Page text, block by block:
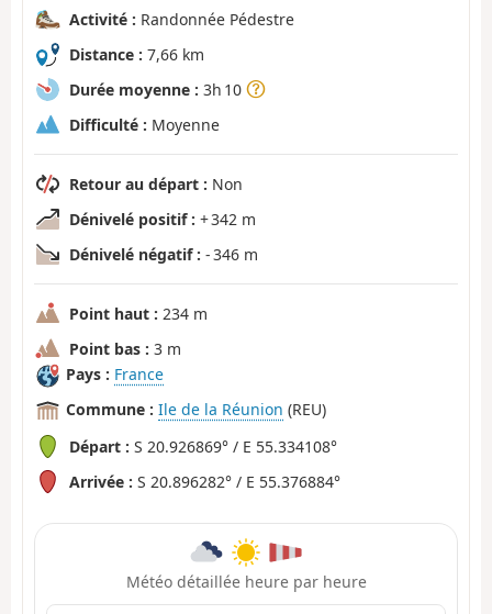
Activité : Randonnée Pédestre
Distance : 7,66 km
Durée moyenne : 3h 10
Difficulté : Moyenne
Retour au départ : Non
Dénivelé positif : + 342 m
Dénivelé négatif : - 346 m
Point haut : 234 m
Point bas : 3 m
Pays : France
Commune : Ile de la Réunion (REU)
Départ : S 20.926869° / E 55.334108°
Arrivée : S 20.896282° / E 55.376884°
Météo détaillée heure par heure